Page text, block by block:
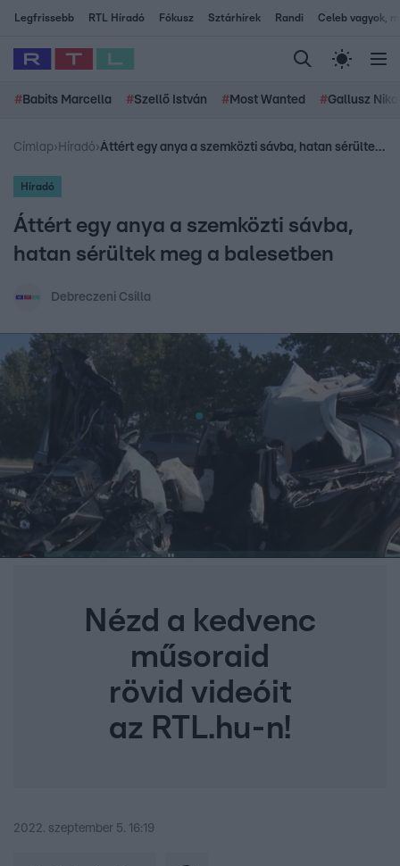
Legfrissebb RTL Híradó Fókusz Sztárhírek Randi Celeb vagyok,
# Babits Marcella #Szellő István # Most Wanted #Gallusz
Címlap› Híradó› Áttért egy anya a szemközti sávba, hatan sérültek meg a balesetben
Híradó
Áttért egy anya a szemközti sávba,
hatan sérültek meg a balesetben
Debreczeni Csilla
Nézd a kedvenc
műsoraid
rövid videóit
az RTL.hu-n!
2022. szeptember 5. 16:19